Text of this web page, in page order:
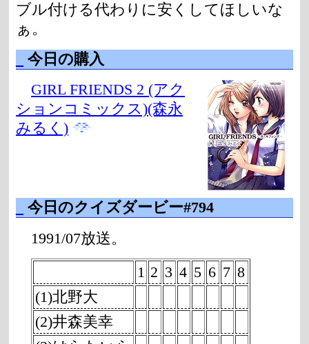
ブル付ける代わりに安くしてほしいな
ぁ。
今日の購入
GIRL FRIENDS 2 (アク
ションコミックス)(森永
みるく)
今日のクイズダービー#794
1991/07放送。
1 2 3 4 5 6 7 8
(1)北野大
(2)井森美幸